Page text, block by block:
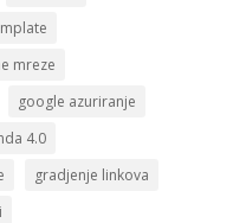
mreze
google azuriranje
4.0
gradjenje linkova